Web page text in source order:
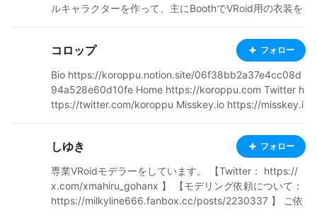
ルキャラクターを作って、主にBoothでVRoid用の衣装を
す。稀に短いマンガを作ったり、オリジナルマンガのコ
ンセプトシナリオを「小説」に投稿しています。 pixi
ttps://twitter.com/Aoi_Kanrazaki
コロップ フォロー
Bio https://koroppu.notion.site/06f38bb2a37e4cc08d
94a528e60d10fe Home https://koroppu.com Twitter h
ttps://twitter.com/koroppu Misskey.io https://misskey.i
しゆき フォロー
専業VRoidモデラーをしています。 【Twitter： https://
x.com/xmahiru_gohanx 】 【モデリング依頼について：
https://milkyline666.fanbox.cc/posts/2230337 】 ご依